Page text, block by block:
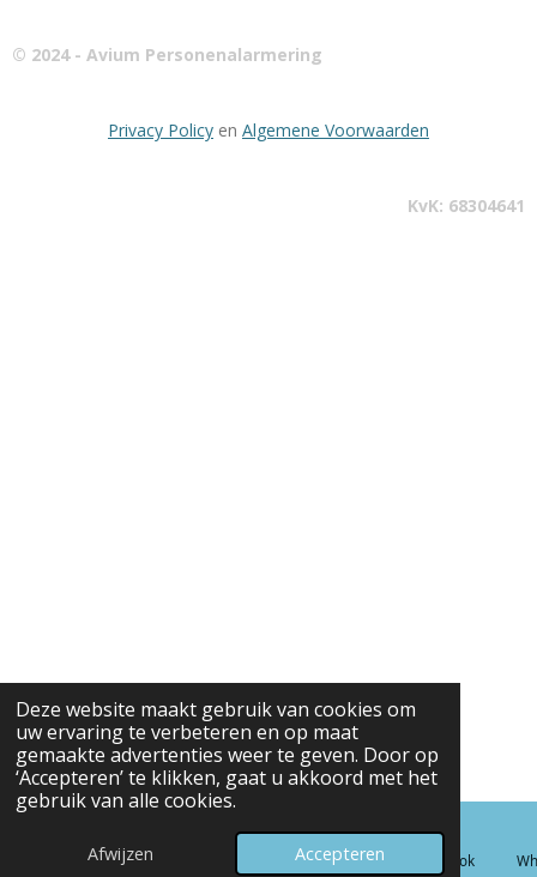
Deze website maakt gebruik van cookies om
uw ervaring te verbeteren en op maat
gemaakte advertenties weer te geven. Door op
‘Accepteren’ te klikken, gaat u akkoord met het
gebruik van alle cookies.
Afwijzen Accepteren
© 2024 - Avium Personenalarmering
Privacy Policy en Algemene Voorwaarden
KvK: 68304641
E-mailadres Kaart Facebook